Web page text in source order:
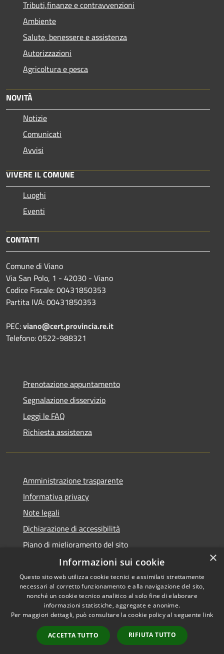
Tributi,finanze e contravvenzioni
Ambiente
Salute, benessere e assistenza
Autorizzazioni
Agricoltura e pesca
NOVITÀ
Notizie
Comunicati
Avvisi
VIVERE IL COMUNE
Luoghi
Eventi
CONTATTI
Comune di Viano
Via San Polo, 1 - 42030 - Viano
Codice Fiscale: 00431850353
Partita IVA: 00431850353
PEC:viano@cert.provincia.re.it
Telefono: 0522-988321
Prenotazione appuntamento
Segnalazione disservizio
Leggi le FAQ
Richiesta assistenza
Amministrazione trasparente
Informativa privacy
Note legali
Dichiarazione di accessibilità
Piano di miglioramento del sito
Accessibilità
Privacy
Mappa del sito
Copyright © 2026 • Comune di
Viano • Powered by
Municipium•Accesso
redazione
×
Informazioni sui cookie
Questo sito web utilizza cookie tecnici e assimilati strettamente
necessari al corretto funzionamento e alla navigazione del sito,
nonché un cookie tecnico analitico al solo fine di elaborare
informazioni statistiche, aggregate e anonime.
Per maggiori dettagli, può consultare la cookie policy al seguente link
ACCETTA TUTTO RIFIUTA TUTTO